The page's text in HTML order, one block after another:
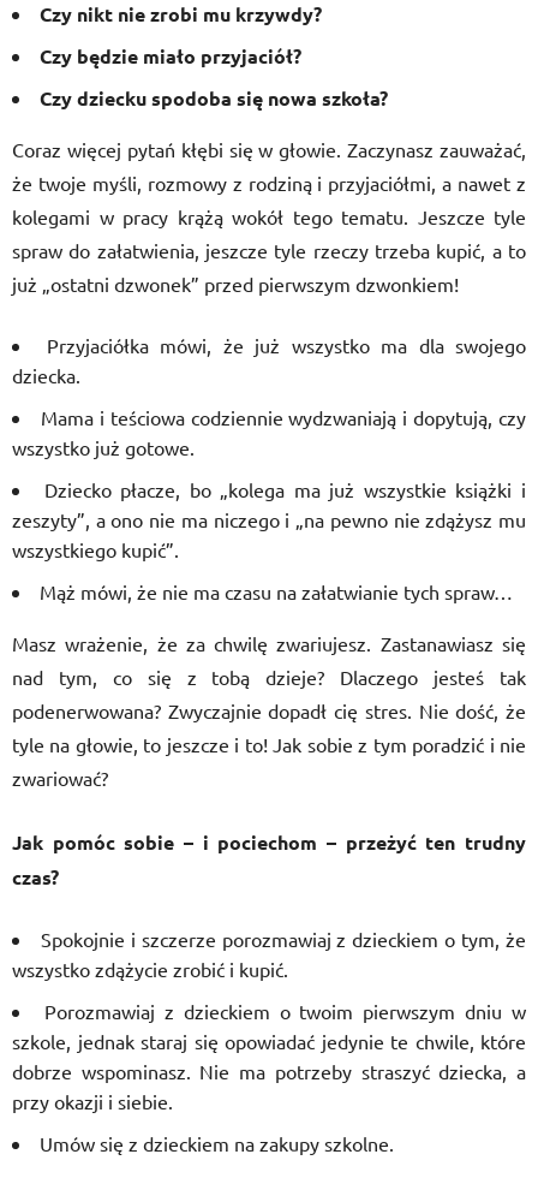
Czy nikt nie zrobi mu krzywdy?
Czy będzie miało przyjaciół?
Czy dziecku spodoba się nowa szkoła?
Coraz więcej pytań kłębi się w głowie. Zaczynasz zauważać,
że twoje myśli, rozmowy z rodziną i przyjaciółmi, a nawet z
kolegami w pracy krążą wokół tego tematu. Jeszcze tyle
spraw do załatwienia, jeszcze tyle rzeczy trzeba kupić, a to
już „ostatni dzwonek” przed pierwszym dzwonkiem!
Przyjaciółka mówi, że już wszystko ma dla swojego
dziecka.
Mama i teściowa codziennie wydzwaniają i dopytują, czy
wszystko już gotowe.
Dziecko płacze, bo „kolega ma już wszystkie książki i
zeszyty”, a ono nie ma niczego i „na pewno nie zdążysz mu
wszystkiego kupić”.
Mąż mówi, że nie ma czasu na załatwianie tych spraw…
Masz wrażenie, że za chwilę zwariujesz. Zastanawiasz się
nad tym, co się z tobą dzieje? Dlaczego jesteś tak
podenerwowana? Zwyczajnie dopadł cię stres. Nie dość, że
tyle na głowie, to jeszcze i to! Jak sobie z tym poradzić i nie
zwariować?
Jak pomóc sobie – i pociechom – przeżyć ten trudny
czas?
Spokojnie i szczerze porozmawiaj z dzieckiem o tym, że
wszystko zdążycie zrobić i kupić.
Porozmawiaj z dzieckiem o twoim pierwszym dniu w
szkole, jednak staraj się opowiadać jedynie te chwile, które
dobrze wspominasz. Nie ma potrzeby straszyć dziecka, a
przy okazji i siebie.
Umów się z dzieckiem na zakupy szkolne.